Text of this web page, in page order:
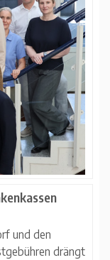
und den
drängt